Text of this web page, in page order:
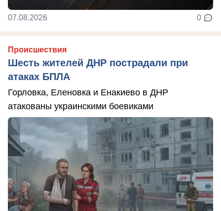
07.08.2026 0
Происшествия
Шесть жителей ДНР пострадали при
атаках БПЛА
Горловка, Еленовка и Енакиево в ДНР
атакованы украинскими боевиками